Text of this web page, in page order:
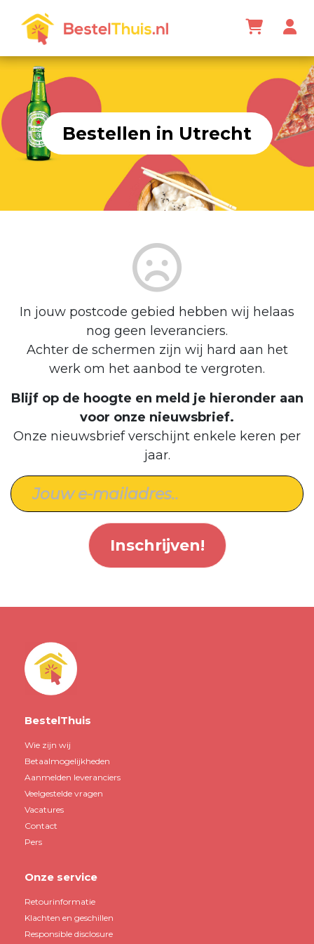
Bestellen in Utrecht
In jouw postcode gebied hebben wij helaas
nog geen leveranciers.
Achter de schermen zijn wij hard aan het
werk om het aanbod te vergroten.
Blijf op de hoogte en meld je hieronder aan
voor onze nieuwsbrief.
Onze nieuwsbrief verschijnt enkele keren per
jaar.
Inschrijven!
BestelThuis
Wie zijn wij
Betaalmogelijkheden
Aanmelden leveranciers
Veelgestelde vragen
Vacatures
Contact
Pers
Onze service
Retourinformatie
Klachten en geschillen
Responsible disclosure